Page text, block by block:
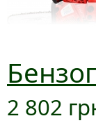
2 802